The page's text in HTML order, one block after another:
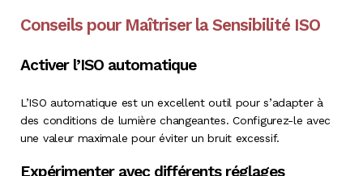
Conseils pour Maîtriser la Sensibilité ISO
Activer l’ISO automatique
L’ISO automatique est un excellent outil pour s’adapter à
des conditions de lumière changeantes. Configurez-le avec
une valeur maximale pour éviter un bruit excessif.
Expérimenter avec différents réglages